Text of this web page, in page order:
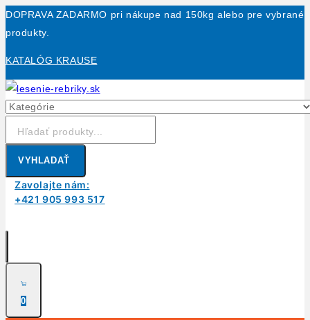
Skip
to
DOPRAVA ZADARMO pri nákupe nad 150kg alebo pre vybrané
produkty.
KATALÓG KRAUSE
VYHLADAŤ
Zavolajte nám:
+421 905 993 517
0